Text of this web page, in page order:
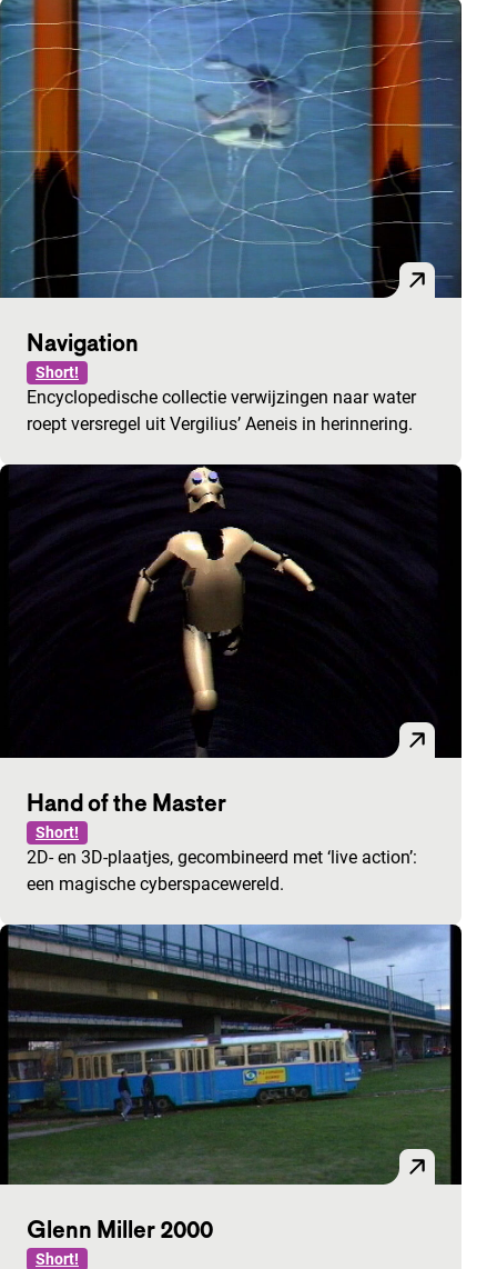
Navigation
Short!
Encyclopedische collectie verwijzingen naar water
roept versregel uit Vergilius’ Aeneis in herinnering.
Hand of the Master
Short!
2D- en 3D-plaatjes, gecombineerd met ‘live action’:
een magische cyberspacewereld.
Glenn Miller 2000
Short!